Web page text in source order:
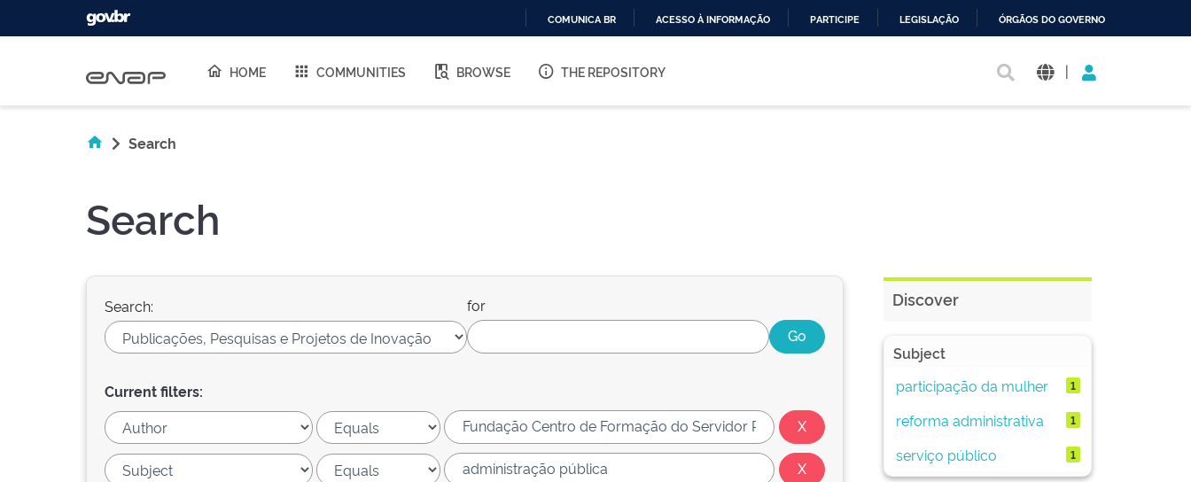
O
COMUNICA BR ACESSO À INFORMAÇÃO PARTICIPE LEGISLAÇÃO ÓRGÃOS DO GOVERNO
HOME COMMUNITIES BROWSE THE REPOSITORY |
Search
Search
Search: for
Current filters:
Discover
Subject
participação da mulher
1
reforma administrativa 1
serviço público 1